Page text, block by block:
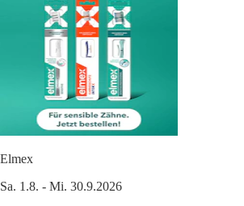
Elmex
Sa. 1.8. - Mi. 30.9.2026